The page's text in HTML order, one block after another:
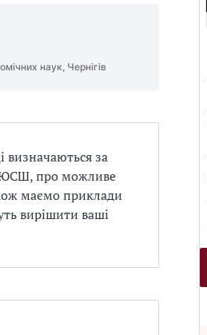
наук, Чернігів
визначаються за
про можливе
маємо приклади
вирішити ваші